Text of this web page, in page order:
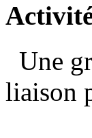
Une
liaison